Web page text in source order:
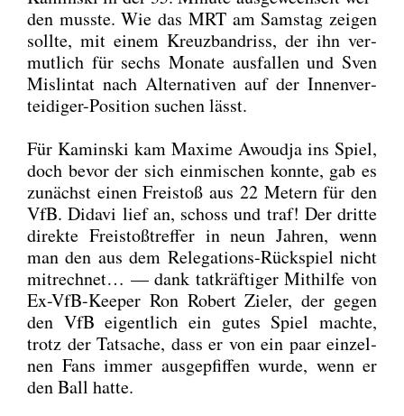
den muss­te. Wie das MRT am Sams­tag zei­gen
soll­te, mit einem Kreuz­band­riss, der ihn ver­
mut­lich für sechs Mona­te aus­fal­len und Sven
Mislin­tat nach Alter­na­ti­ven auf der Innen­ver­
tei­di­ger-Posi­ti­on suchen lässt.
Für Kamin­ski kam Maxi­me Awoud­ja ins Spiel,
doch bevor der sich ein­mi­schen konn­te, gab es
zunächst einen Frei­stoß aus 22 Metern für den
VfB. Dida­vi lief an, schoss und traf! Der drit­te
direk­te Frei­stoß­tref­fer in neun Jah­ren, wenn
man den aus dem Rele­ga­ti­ons-Rück­spiel nicht
mit­rech­net… — dank tat­kräf­ti­ger Mit­hil­fe von
Ex-VfB-Kee­per Ron Robert Zie­l­er, der gegen
den VfB eigent­lich ein gutes Spiel mach­te,
trotz der Tat­sa­che, dass er von ein paar ein­zel­
nen Fans immer aus­ge­pfif­fen wur­de, wenn er
den Ball hat­te.